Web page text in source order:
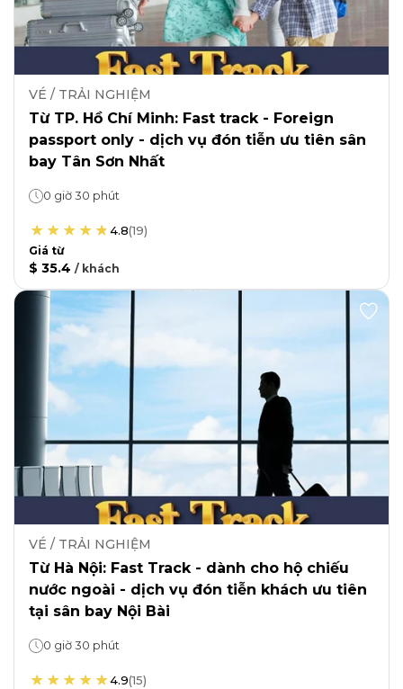
VÉ / TRẢI NGHIỆM
Từ TP. Hồ Chí Minh: Fast track - Foreign
passport only - dịch vụ đón tiễn ưu tiên sân
bay Tân Sơn Nhất
0 giờ 30 phút
4.8(19)
Giá từ
$ 35.4 / khách
VÉ / TRẢI NGHIỆM
Từ Hà Nội: Fast Track - dành cho hộ chiếu
nước ngoài - dịch vụ đón tiễn khách ưu tiên
tại sân bay Nội Bài
0 giờ 30 phút
4.9(15)